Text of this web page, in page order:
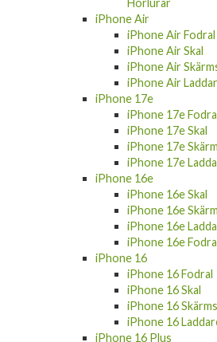
iPhone Air
iPhone Air Fodral
iPhone Air Skal
iPhone Air
iPhone Air
iPhone 17e
iPhone 17e
iPhone 17e Skal
iPhone 17e
iPhone 17e
iPhone 16e
iPhone 16e Skal
iPhone 16e
iPhone 16e
iPhone 16e
iPhone 16
iPhone 16 Fodral
iPhone 16 Skal
iPhone 16
iPhone 16
iPhone 16 Plus